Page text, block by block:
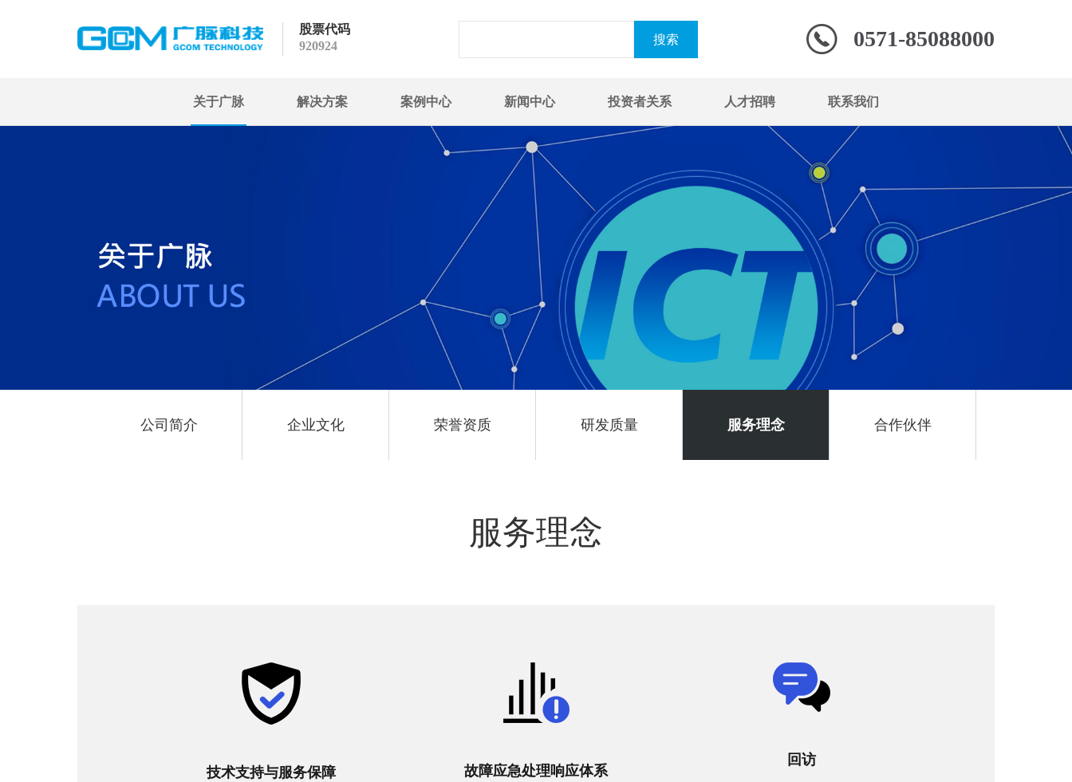
股票代码
920924
0571-85088000
关于广脉 解决方案 案例中心 新闻中心 投资者关系 人才招聘 联系我们
公司简介 企业文化 荣誉资质 研发质量 服务理念 合作伙伴
服务理念
技术支持与服务保障 故障应急处理响应体系
回访